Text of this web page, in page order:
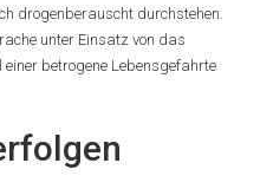
drogenberauscht durchstehen.
unter Einsatz von das
betrogene Lebensgefahrte